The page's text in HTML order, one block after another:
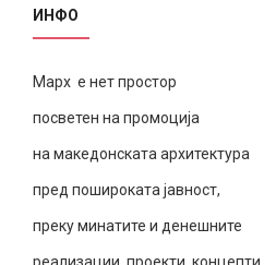
ИНФО
Марх е нет простор
посветен на промоција
на македонската архитектура
пред пошироката јавност,
преку минатите и денешните
реализации, проекти, концепти,